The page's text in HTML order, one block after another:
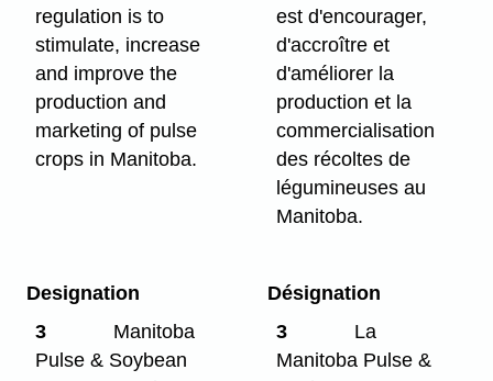
regulation is to
stimulate, increase
and improve the
production and
marketing of pulse
crops in Manitoba.
est d'encourager,
d'accroître et
d'améliorer la
production et la
commercialisation
des récoltes de
légumineuses au
Manitoba.
Designation
3
Manitoba
Pulse & Soybean
Désignation
3
La
Manitoba Pulse &